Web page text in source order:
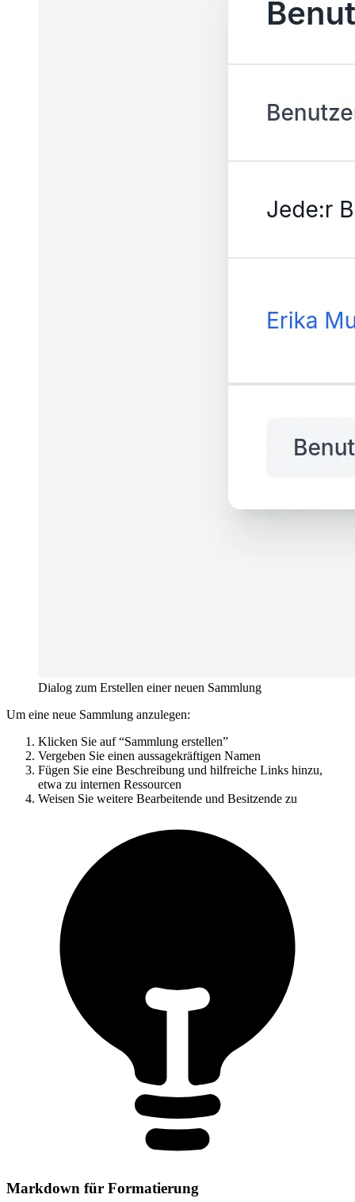
Dialog zum Erstellen einer neuen Sammlung
Um eine neue Sammlung anzulegen:
Klicken Sie auf “Sammlung erstellen”
Vergeben Sie einen aussagekräftigen Namen
Fügen Sie eine Beschreibung und hilfreiche Links hinzu,
etwa zu internen Ressourcen
Weisen Sie weitere Bearbeitende und Besitzende zu
Markdown für Formatierung